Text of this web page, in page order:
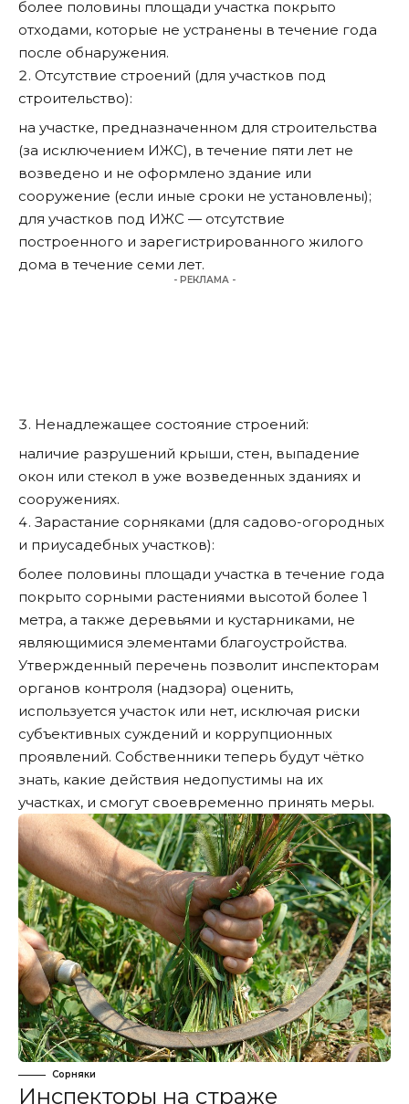
более половины площади участка покрыто
отходами, которые не устранены в течение года
после обнаружения.
Отсутствие строений (для участков под
строительство):
на участке, предназначенном для строительства
(за исключением ИЖС), в течение пяти лет не
возведено и не оформлено здание или
сооружение (если иные сроки не установлены);
для участков под ИЖС — отсутствие
построенного и зарегистрированного жилого
дома в течение семи лет.
- РЕКЛАМА -
Ненадлежащее состояние строений:
наличие разрушений крыши, стен, выпадение
окон или стекол в уже возведенных зданиях и
сооружениях.
Зарастание сорняками (для садово-огородных
и приусадебных участков):
более половины площади участка в течение года
покрыто сорными растениями высотой более 1
метра, а также деревьями и кустарниками, не
являющимися элементами благоустройства.
Утвержденный перечень позволит инспекторам
органов контроля (надзора) оценить,
используется участок или нет, исключая риски
субъективных суждений и коррупционных
проявлений. Собственники теперь будут чётко
знать, какие действия недопустимы на их
участках, и смогут своевременно принять меры.
Сорняки
Инспекторы на страже